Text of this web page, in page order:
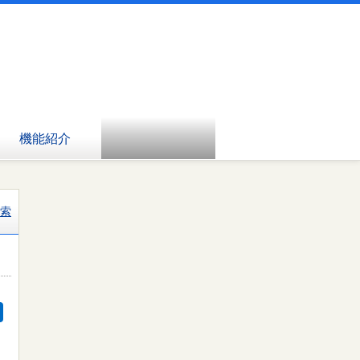
機能紹介